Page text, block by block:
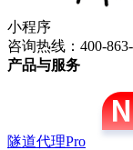
小程序
咨询热线：400-
产品与服务
隧道代理Pro